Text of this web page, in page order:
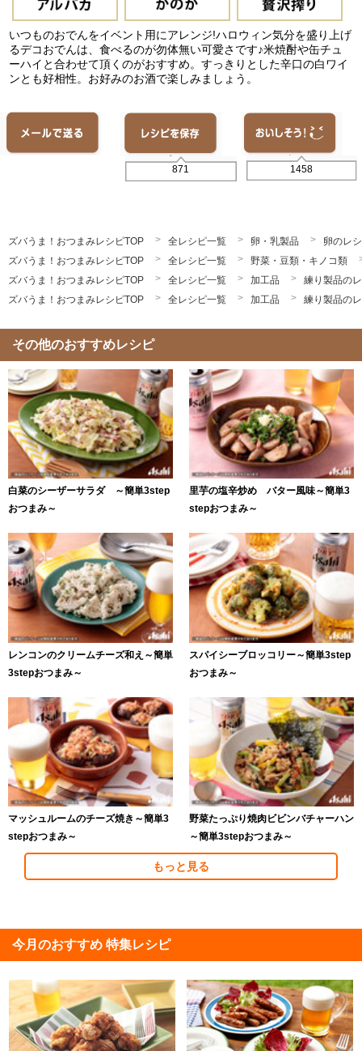
いつものおでんをイベント用にアレンジ!ハロウィン気分を盛り上げ
るデコおでんは、食べるのが勿体無い可愛さです♪米焼酎や缶チュ
ーハイと合わせて頂くのがおすすめ。すっきりとした辛口の白ワイ
ンとも好相性。お好みのお酒で楽しみましょう。
871 1458
ズバうま！おつまみレシピTOP 全レシピ一覧 卵・乳製品
卵のレ
ズバうま！おつまみレシピTOP
全レシピ一覧
野菜・豆類・キノコ類
ズバうま！おつまみレシピTOP
全レシピ一覧 加工品
練り製品の
ズバうま！おつまみレシピTOP
全レシピ一覧 加工品 練り製品の
その他のおすすめレシピ
白菜のシーザーサラダ ～簡単3step
おつまみ～
里芋の塩辛炒め バター風味～簡単3
stepおつまみ～
レンコンのクリームチーズ和え～簡単
3stepおつまみ～
スパイシーブロッコリー～簡単3step
おつまみ～
マッシュルームのチーズ焼き～簡単3
stepおつまみ～
野菜たっぷり焼肉ビビンバチャーハン
～簡単3stepおつまみ～
もっと見る
今月のおすすめ 特集レシピ